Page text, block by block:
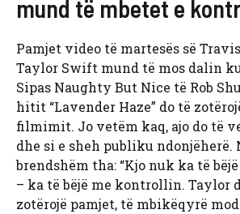
mund të mbetet e
Pamjet video të martesës së
Taylor Swift mund të mos dalin
Sipas Naughty But Nice të Rob
hitit “Lavender Haze” do të
filmimit. Jo vetëm kaq, ajo do të
dhe si e sheh publiku ndonjëherë.
brendshëm tha: “Kjo nuk ka të
– ka të bëjë me kontrollin. Taylor
zotërojë pamjet, të mbikëqyrë